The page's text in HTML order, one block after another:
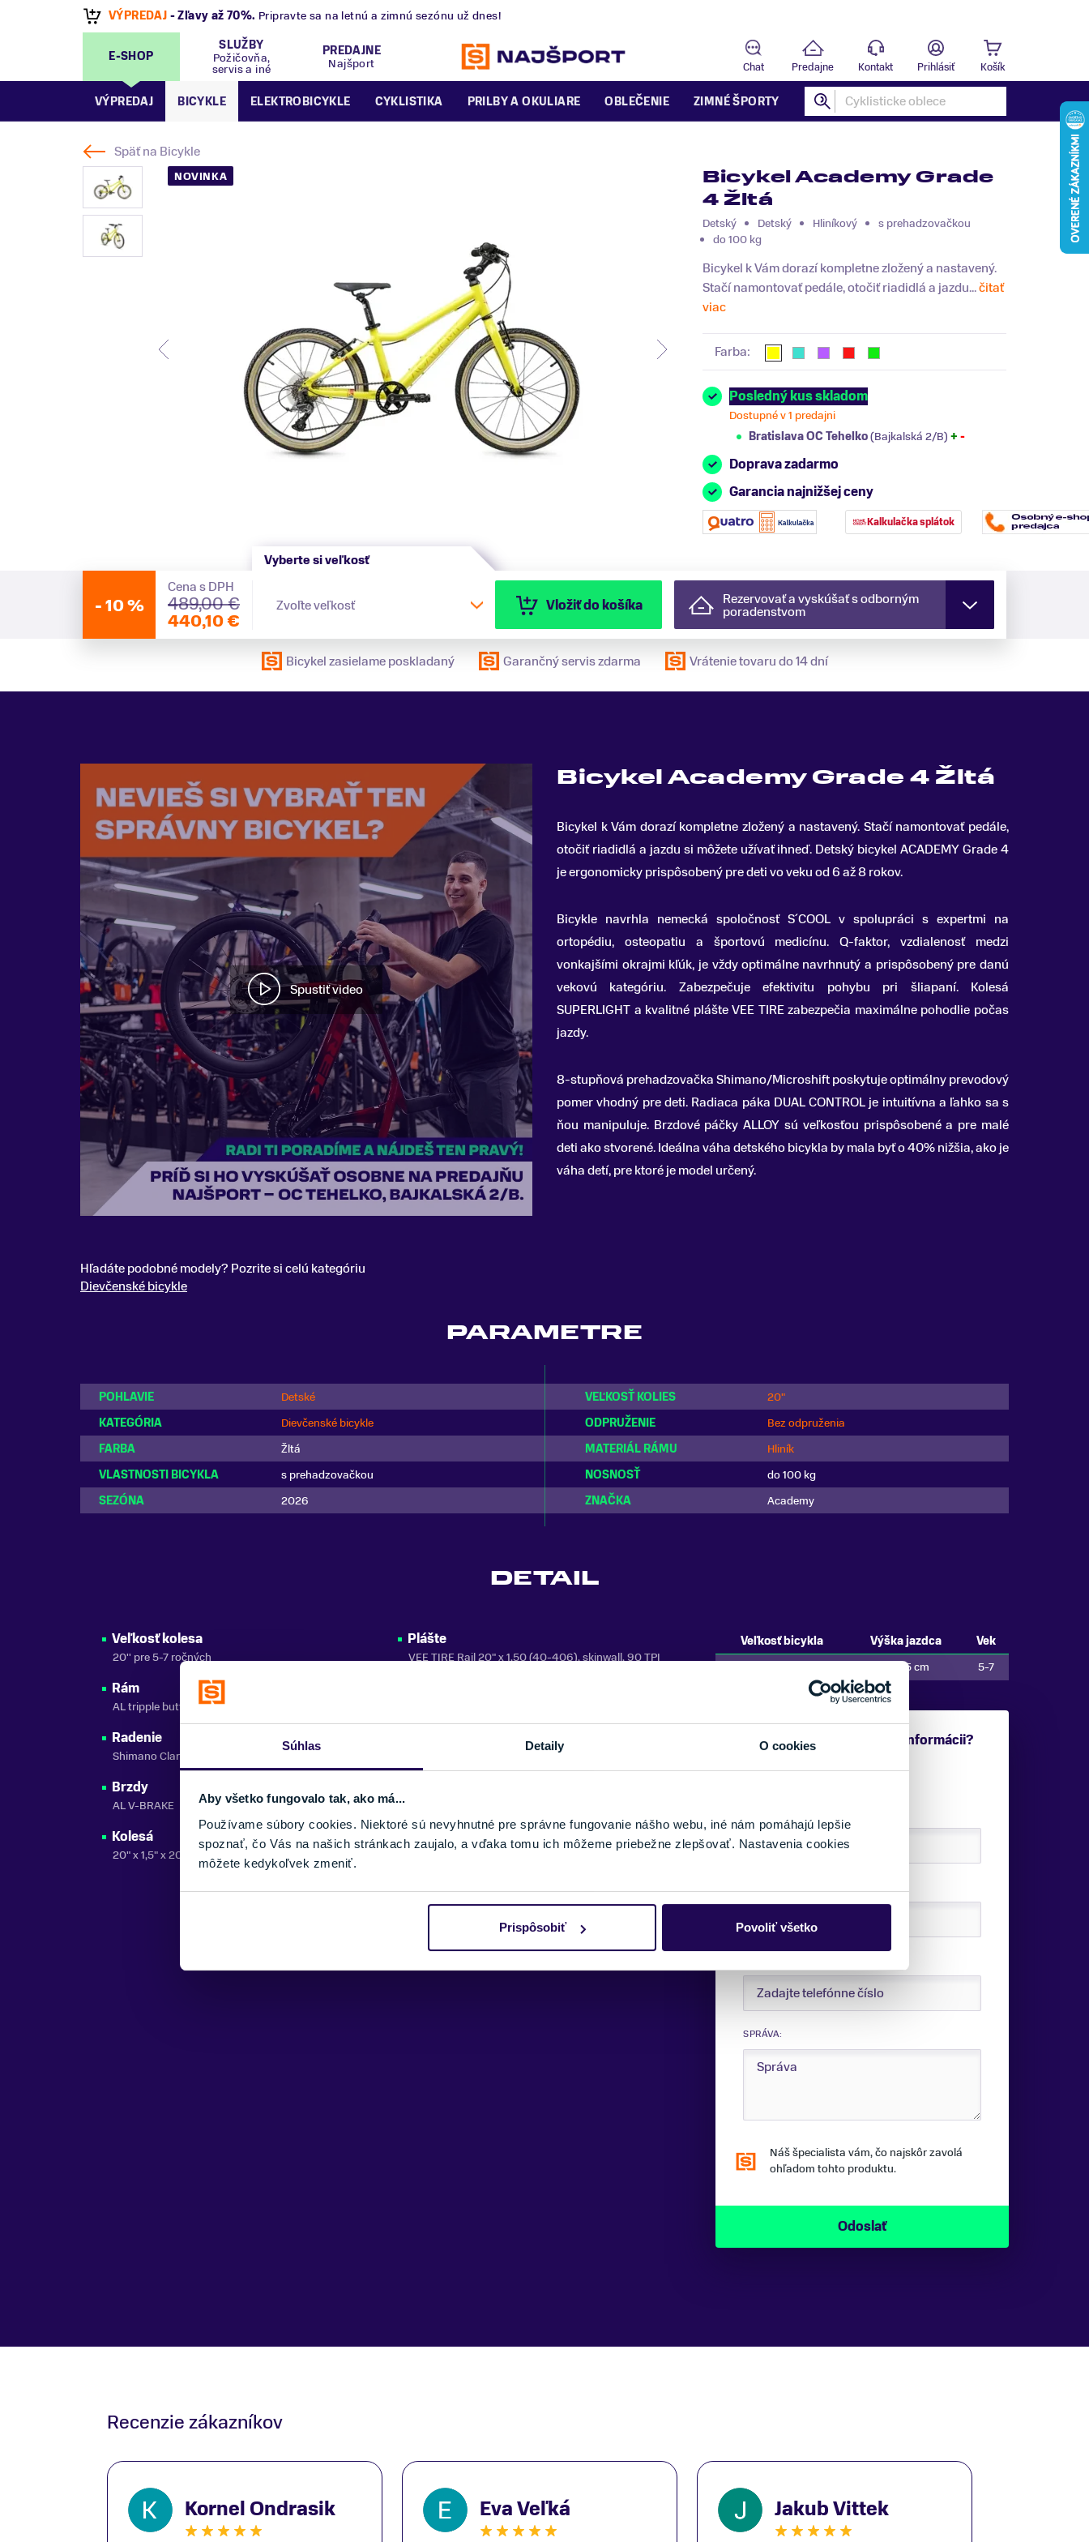
Súhlas Detaily O cookies
Aby všetko fungovalo tak, ako má...
Používame súbory cookies. Niektoré sú nevyhnutné pre správne fungovanie nášho webu, iné nám pomáhajú lepšie
spoznať, čo Vás na našich stránkach zaujalo, a vďaka tomu ich môžeme priebežne zlepšovať. Nastavenia cookies
môžete kedykoľvek zmeniť.
Prispôsobiť Povoliť všetko
VÝPREDAJ - Zľavy až 70%. Pripravte sa na letnú a zimnú sezónu už dnes!
E-SHOP
SLUŽBY
Požičovňa,
servis a iné
PREDAJNE
Najšport
Chat Predajne Kontakt Prihlásiť Košík
VÝPREDAJ BICYKLE ELEKTROBICYKLE CYKLISTIKA PRILBY A OKULIARE OBLEČENIE ZIMNÉ ŠPORTY
Späť na Bicykle
NOVINKA
Bicykel Academy Grade
4 Žltá
Detský Detský Hliníkový
s prehadzovačkou
do 100 kg
Bicykel k Vám dorazí kompletne zložený a nastavený.
Stačí namontovať pedále, otočiť riadidlá a jazdu...čitať
viac
Farba:
Posledný kus skladom
Dostupné v 1 predajni
Bratislava OC Tehelko(Bajkalská 2/B) + -
Doprava zadarmo
Garancia najnižšej ceny
Kalkulačka splátok
-10 %
Cena s DPH
489,00 €
440,10 €
Vyberte si veľkosť
Zvoľte veľkosť Vložiť do košíka Rezervovať a vyskúšať s odborným
poradenstvom
Bicykel zasielame poskladaný Garančný servis zdarma Vrátenie tovaru do 14 dní
Spustiť video
Bicykel Academy Grade 4 Žltá
Bicykel k Vám dorazí kompletne zložený a nastavený. Stačí namontovať pedále,
otočiť riadidlá a jazdu si môžete užívať ihneď. Detský bicykel ACADEMY Grade 4
je ergonomicky prispôsobený pre deti vo veku od 6 až 8 rokov.
Bicykle navrhla nemecká spoločnosť S´COOL v spolupráci s expertmi na
ortopédiu, osteopatiu a športovú medicínu. Q-faktor, vzdialenosť medzi
vonkajšími okrajmi kľúk, je vždy optimálne navrhnutý a prispôsobený pre danú
vekovú kategóriu. Zabezpečuje efektivitu pohybu pri šliapaní. Kolesá
SUPERLIGHT a kvalitné plášte VEE TIRE zabezpečia maximálne pohodlie počas
jazdy.
8-stupňová prehadzovačka Shimano/Microshift poskytuje optimálny prevodový
pomer vhodný pre deti. Radiaca páka DUAL CONTROL je intuitívna a ľahko sa s
ňou manipuluje. Brzdové páčky ALLOY sú veľkosťou prispôsobené a pre malé
deti ako stvorené. Ideálna váha detského bicykla by mala byť o 40% nižšia, ako je
váha detí, pre ktoré je model určený.
Hľadáte podobné modely? Pozrite si celú kategóriu
Dievčenské bicykle
PARAMETRE
POHLAVIE Detské VEĽKOSŤ KOLIES
20"
KATEGÓRIA
Dievčenské bicykle ODPRUŽENIE
Bez odpruženia
FARBA
Žltá MATERIÁL RÁMU
Hliník
VLASTNOSTI BICYKLA
s prehadzovačkou NOSNOSŤ
do 100 kg
SEZÓNA
2026 ZNAČKA Academy
DETAIL
Veľkosť kolesa
20'' pre 5-7 ročných
Rám
AL tripple butted
Radenie
Shimano Claris 8s / Microshift 7s
Brzdy
AL V-BRAKE
Kolesá
20" x 1,5" x 20H AL, Black
Plášte
VEE TIRE Rail 20" x 1,50 (40-406), skinwall, 90 TPI
Syntace VRO system / COMOA AHEAD Ergoline / 560
mm, 20 mm ACADEMY 30T, 115mm, AL
7,5 kg
Veľkosť bicykla Výška jazdca
Vek
od 115 cm 5-7
Potrebujete viac informácii?
SPRÁVA:
Náš špecialista vám, čo najskôr zavolá
ohľadom tohto produktu.
Recenzie zákazníkov
Kornel Ondrasik Eva Veľká Jakub Vittek